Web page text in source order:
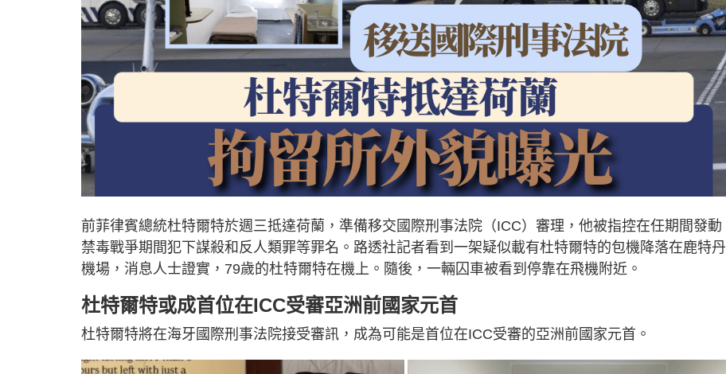
前菲律賓總統杜特爾特於週三抵達荷蘭，準備移交國際刑事法院（ICC）審理，他被指控在任期間發動
禁毒戰爭期間犯下謀殺和反人類罪等罪名。路透社記者看到一架疑似載有杜特爾特的包機降落在鹿特丹
機場，消息人士證實，79歲的杜特爾特在機上。隨後，一輛囚車被看到停靠在飛機附近。
杜特爾特或成首位在ICC受審亞洲前國家元首
杜特爾特將在海牙國際刑事法院接受審訊，成為可能是首位在ICC受審的亞洲前國家元首。